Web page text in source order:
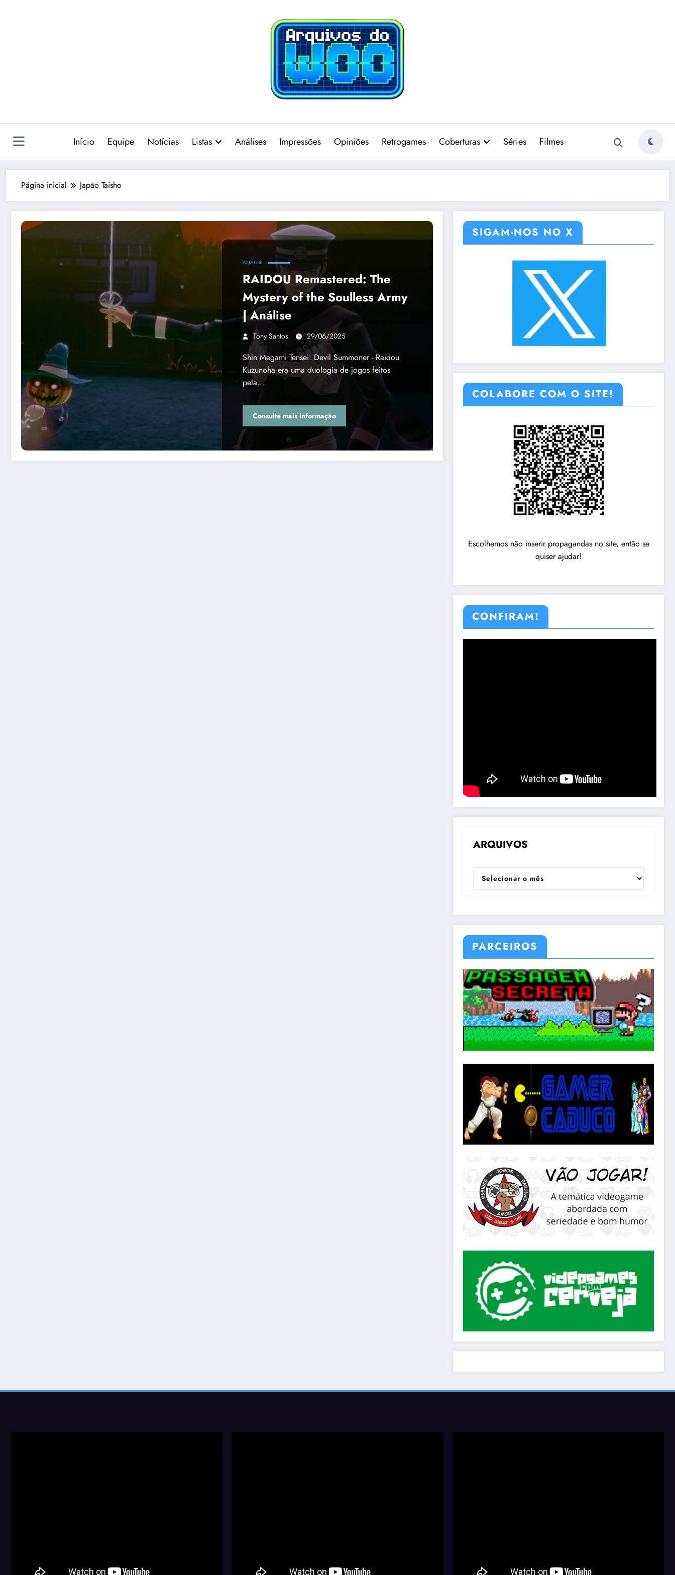
Início Equipe Notícias Listas Análises Impressões Opiniões Retrogames Coberturas Séries Filmes
Página inicial Japão Taisho
ANÁLISE
RAIDOU Remastered: The
Mystery of the Soulless Army
| Análise
Tony Santos 29/06/2025
Shin Megami Tensei: Devil Summoner - Raidou
Kuzunoha era uma duologia de jogos feitos
pela…
Consulte mais informação
SIGAM-NOS NO X
COLABORE COM O SITE!
Escolhemos não inserir propagandas no site, então se
quiser ajudar!
CONFIRAM!
ARQUIVOS
ARQUIVOS
PARCEIROS